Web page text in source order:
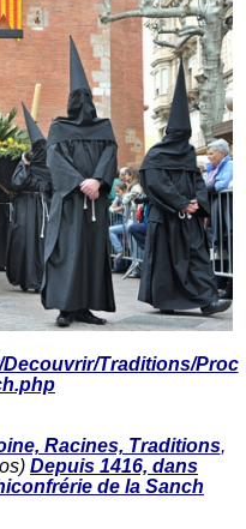
Traditions/Proc
Racines, Traditions,
Depuis 1416, dans
de la Sanch